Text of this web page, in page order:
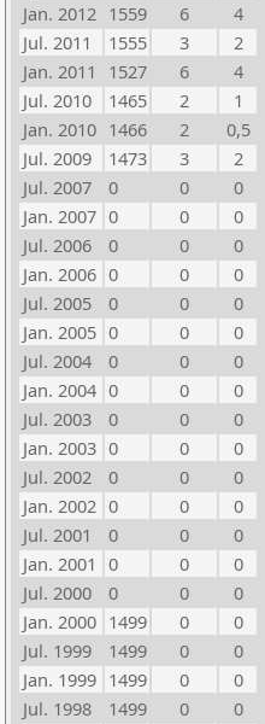
Jan. 2012 1559 6
4
Jul. 2011
1555 3
2
Jan. 2011
1527 6
4
Jul. 2010
1465 2
1
Jan. 2010 1466 2
0,5
Jul. 2009
1473 3
2
Jul. 2007
0 0
0
Jan. 2007 0 0
0
Jul. 2006
0 0
0
Jan. 2006 0 0
0
Jul. 2005
0 0
0
Jan. 2005 0 0
0
Jul. 2004
0 0
0
Jan. 2004 0 0
0
Jul. 2003
0 0
0
Jan. 2003 0 0
0
Jul. 2002
0 0
0
Jan. 2002 0 0
0
Jul. 2001
0 0
0
Jan. 2001 0 0
0
Jul. 2000
0 0
0
Jan. 2000 1499 0
0
Jul. 1999
1499 0
0
Jan. 1999 1499 0
0
Jul. 1998
1499 0
0